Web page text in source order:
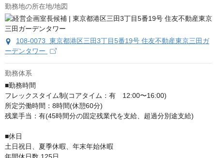
勤務地の所在地/地図
108-0073 東京都港区三田3丁目5番19号 住友不動産東京三田ガ
ーデンタワー
勤務体系
■勤務時間
フレックスタイム制(コアタイム：有　12:00〜16:00)
所定労働時間：8時間(休憩60分)
残業手当：有(45時間分の固定残業代を支給、超過分別途支給)
■休日
土日祝日、夏季休暇、年末年始休暇